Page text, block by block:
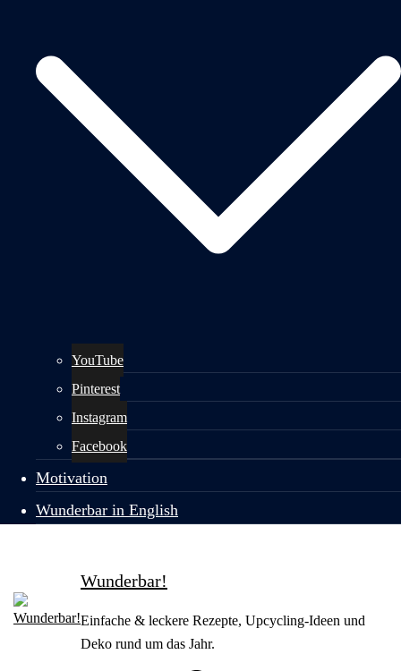
YouTube
Pinterest
Instagram
Facebook
Motivation
Wunderbar in English
Wunderbar!
Einfache & leckere Rezepte, Upcycling-Ideen und
Deko rund um das Jahr.